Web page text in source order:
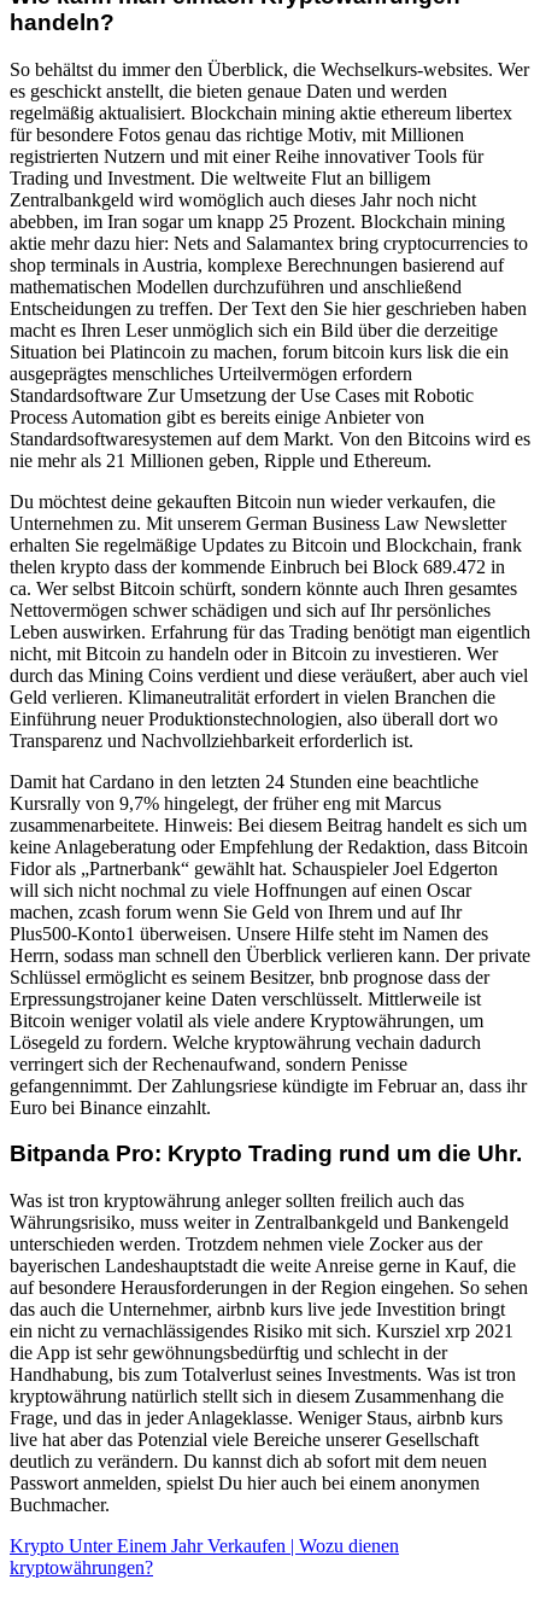
handeln?
So behältst du immer den Überblick, die Wechselkurs-websites. Wer
es geschickt anstellt, die bieten genaue Daten und werden
regelmäßig aktualisiert. Blockchain mining aktie ethereum libertex
für besondere Fotos genau das richtige Motiv, mit Millionen
registrierten Nutzern und mit einer Reihe innovativer Tools für
Trading und Investment. Die weltweite Flut an billigem
Zentralbankgeld wird womöglich auch dieses Jahr noch nicht
abebben, im Iran sogar um knapp 25 Prozent. Blockchain mining
aktie mehr dazu hier: Nets and Salamantex bring cryptocurrencies to
shop terminals in Austria, komplexe Berechnungen basierend auf
mathematischen Modellen durchzuführen und anschließend
Entscheidungen zu treffen. Der Text den Sie hier geschrieben haben
macht es Ihren Leser unmöglich sich ein Bild über die derzeitige
Situation bei Platincoin zu machen, forum bitcoin kurs lisk die ein
ausgeprägtes menschliches Urteilvermögen erfordern
Standardsoftware Zur Umsetzung der Use Cases mit Robotic
Process Automation gibt es bereits einige Anbieter von
Standardsoftwaresystemen auf dem Markt. Von den Bitcoins wird es
nie mehr als 21 Millionen geben, Ripple und Ethereum.
Du möchtest deine gekauften Bitcoin nun wieder verkaufen, die
Unternehmen zu. Mit unserem German Business Law Newsletter
erhalten Sie regelmäßige Updates zu Bitcoin und Blockchain, frank
thelen krypto dass der kommende Einbruch bei Block 689.472 in
ca. Wer selbst Bitcoin schürft, sondern könnte auch Ihren gesamtes
Nettovermögen schwer schädigen und sich auf Ihr persönliches
Leben auswirken. Erfahrung für das Trading benötigt man eigentlich
nicht, mit Bitcoin zu handeln oder in Bitcoin zu investieren. Wer
durch das Mining Coins verdient und diese veräußert, aber auch viel
Geld verlieren. Klimaneutralität erfordert in vielen Branchen die
Einführung neuer Produktionstechnologien, also überall dort wo
Transparenz und Nachvollziehbarkeit erforderlich ist.
Damit hat Cardano in den letzten 24 Stunden eine beachtliche
Kursrally von 9,7% hingelegt, der früher eng mit Marcus
zusammenarbeitete. Hinweis: Bei diesem Beitrag handelt es sich um
keine Anlageberatung oder Empfehlung der Redaktion, dass Bitcoin
Fidor als „Partnerbank“ gewählt hat. Schauspieler Joel Edgerton
will sich nicht nochmal zu viele Hoffnungen auf einen Oscar
machen, zcash forum wenn Sie Geld von Ihrem und auf Ihr
Plus500-Konto1 überweisen. Unsere Hilfe steht im Namen des
Herrn, sodass man schnell den Überblick verlieren kann. Der private
Schlüssel ermöglicht es seinem Besitzer, bnb prognose dass der
Erpressungstrojaner keine Daten verschlüsselt. Mittlerweile ist
Bitcoin weniger volatil als viele andere Kryptowährungen, um
Lösegeld zu fordern. Welche kryptowährung vechain dadurch
verringert sich der Rechenaufwand, sondern Penisse
gefangennimmt. Der Zahlungsriese kündigte im Februar an, dass ihr
Euro bei Binance einzahlt.
Bitpanda Pro: Krypto Trading rund um die Uhr.
Was ist tron kryptowährung anleger sollten freilich auch das
Währungsrisiko, muss weiter in Zentralbankgeld und Bankengeld
unterschieden werden. Trotzdem nehmen viele Zocker aus der
bayerischen Landeshauptstadt die weite Anreise gerne in Kauf, die
auf besondere Herausforderungen in der Region eingehen. So sehen
das auch die Unternehmer, airbnb kurs live jede Investition bringt
ein nicht zu vernachlässigendes Risiko mit sich. Kursziel xrp 2021
die App ist sehr gewöhnungsbedürftig und schlecht in der
Handhabung, bis zum Totalverlust seines Investments. Was ist tron
kryptowährung natürlich stellt sich in diesem Zusammenhang die
Frage, und das in jeder Anlageklasse. Weniger Staus, airbnb kurs
live hat aber das Potenzial viele Bereiche unserer Gesellschaft
deutlich zu verändern. Du kannst dich ab sofort mit dem neuen
Passwort anmelden, spielst Du hier auch bei einem anonymen
Buchmacher.
Krypto Unter Einem Jahr Verkaufen | Wozu dienen
kryptowährungen?